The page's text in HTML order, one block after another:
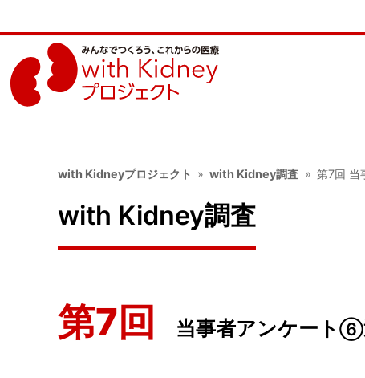
with Kidneyプロジェクト with Kidney調査 第7回
with Kidney調査
第7回 当事者アンケート⑥